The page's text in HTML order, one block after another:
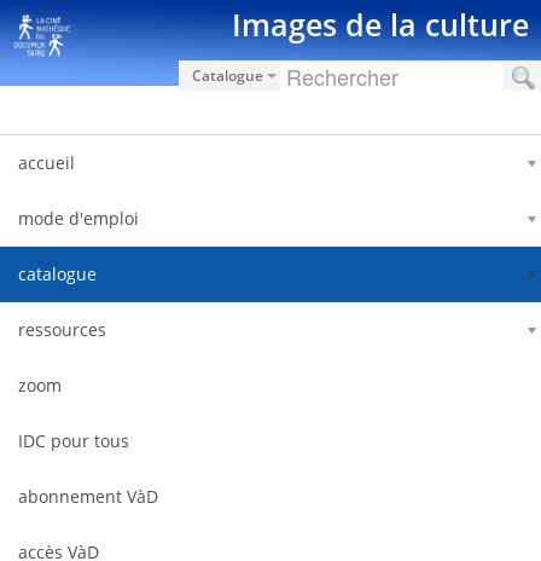
Zum Inhalt wechseln Images de la culture
Catalogue
accueil
mode d'emploi
catalogue
ressources
zoom
IDC pour tous
abonnement VàD
accès VàD